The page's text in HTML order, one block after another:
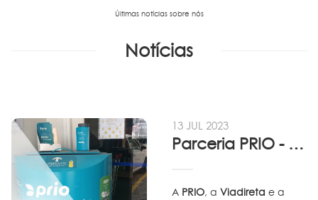
Últimas notícias sobre nós
Notícias
13 JUL 2023
Parceria PRIO - Viadireta - Goodafter...
A PRIO, aViadireta e a